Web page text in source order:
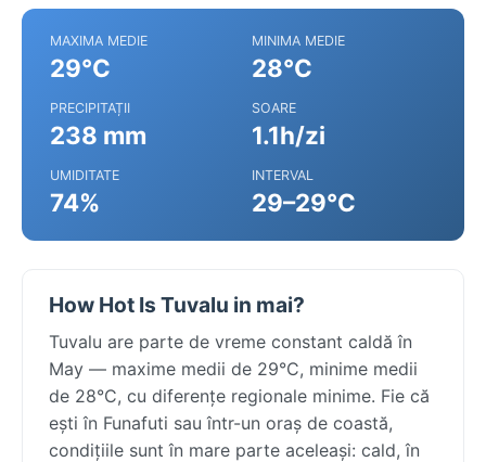
MAXIMA MEDIE
29°C
MINIMA MEDIE
28°C
PRECIPITAȚII
238 mm
SOARE
1.1h/zi
UMIDITATE
74%
INTERVAL
29–29°C
How Hot Is Tuvalu in mai?
Tuvalu are parte de vreme constant caldă în
May — maxime medii de 29°C, minime medii
de 28°C, cu diferențe regionale minime. Fie că
ești în Funafuti sau într-un oraș de coastă,
condițiile sunt în mare parte aceleași: cald, în